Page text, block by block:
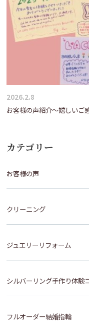
2026.2.8
お客様の声紹介～嬉しいご
カテゴリー
お客様の声
クリーニング
ジュエリーリフォーム
シルバーリング手作り体験
フルオーダー結婚指輪